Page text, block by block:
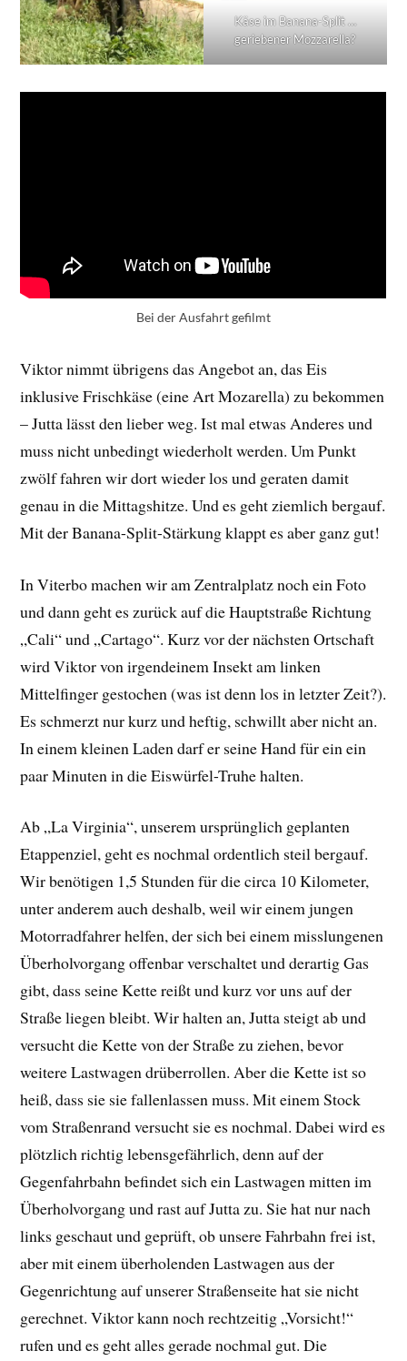
Käse im Banana-Split …
geriebener Mozzarella?
Bei der Ausfahrt gefilmt
Viktor nimmt übrigens das Angebot an, das Eis
inklusive Frischkäse (eine Art Mozarella) zu bekommen
– Jutta lässt den lieber weg. Ist mal etwas Anderes und
muss nicht unbedingt wiederholt werden. Um Punkt
zwölf fahren wir dort wieder los und geraten damit
genau in die Mittagshitze. Und es geht ziemlich bergauf.
Mit der Banana-Split-Stärkung klappt es aber ganz gut!
In Viterbo machen wir am Zentralplatz noch ein Foto
und dann geht es zurück auf die Hauptstraße Richtung
„Cali“ und „Cartago“. Kurz vor der nächsten Ortschaft
wird Viktor von irgendeinem Insekt am linken
Mittelfinger gestochen (was ist denn los in letzter Zeit?).
Es schmerzt nur kurz und heftig, schwillt aber nicht an.
In einem kleinen Laden darf er seine Hand für ein ein
paar Minuten in die Eiswürfel-Truhe halten.
Ab „La Virginia“, unserem ursprünglich geplanten
Etappenziel, geht es nochmal ordentlich steil bergauf.
Wir benötigen 1,5 Stunden für die circa 10 Kilometer,
unter anderem auch deshalb, weil wir einem jungen
Motorradfahrer helfen, der sich bei einem misslungenen
Überholvorgang offenbar verschaltet und derartig Gas
gibt, dass seine Kette reißt und kurz vor uns auf der
Straße liegen bleibt. Wir halten an, Jutta steigt ab und
versucht die Kette von der Straße zu ziehen, bevor
weitere Lastwagen drüberrollen. Aber die Kette ist so
heiß, dass sie sie fallenlassen muss. Mit einem Stock
vom Straßenrand versucht sie es nochmal. Dabei wird es
plötzlich richtig lebensgefährlich, denn auf der
Gegenfahrbahn befindet sich ein Lastwagen mitten im
Überholvorgang und rast auf Jutta zu. Sie hat nur nach
links geschaut und geprüft, ob unsere Fahrbahn frei ist,
aber mit einem überholenden Lastwagen aus der
Gegenrichtung auf unserer Straßenseite hat sie nicht
gerechnet. Viktor kann noch rechtzeitig „Vorsicht!“
rufen und es geht alles gerade nochmal gut. Die